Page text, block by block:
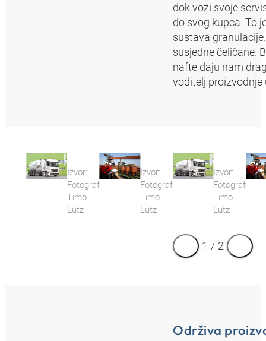
dok vozi svoje
do svog kupca. To
sustava
susjedne čeličane.
nafte daju nam
voditelj
Izvor:
Fotograf
Timo
Lutz
Izvor:
Fotograf
Timo
Lutz
Izvor:
Fotograf
Timo
Lutz
1 / 2
Održiva